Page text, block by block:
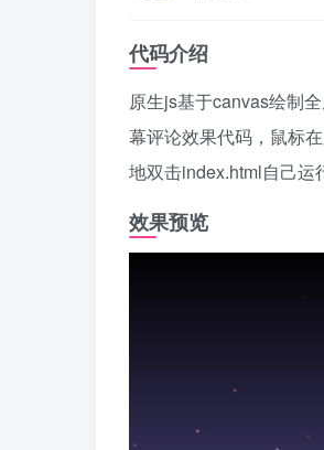
代码介绍
原生js基于canvas绘制
幕评论效果代码，鼠标
地双击index.html自己运
效果预览